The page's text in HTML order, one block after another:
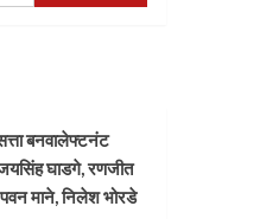
बनवालेफ्टनंट
घाडगे, रणजीत
पवन माने, निलेश भोरडे